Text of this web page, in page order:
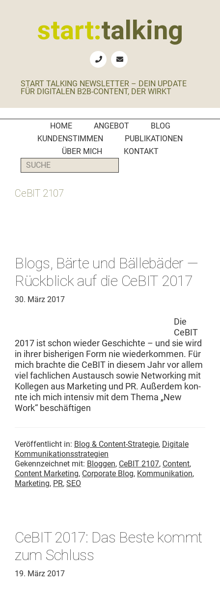
start:talking
B2B-
Social
Media
Manager
PR-
Agenturen
START TALKING NEWSLETTER – DEIN UPDATE
FÜR DIGITALEN B2B-CONTENT, DER WIRKT
HOME ANGEBOT
BLOG
KUNDENSTIMMEN
PUBLIKATIONEN
ÜBER MICH
KONTAKT
SUCHE
CeBIT 2107
Blogs, Bärte und Bällebäder —
Rückblick auf die CeBIT 2017
30. März 2017
Die
CeBIT
2017 ist schon wieder Geschichte – und sie wird
in ihrer bish­eri­gen Form nie wiederkom­men. Für
mich brachte die CeBIT in diesem Jahr vor allem
viel fach­lichen Aus­tausch sowie Net­work­ing mit
Kol­le­gen aus Mar­ket­ing und PR. Außer­dem kon­
nte ich mich inten­siv mit dem The­ma „New
Work“ beschäftigen
Veröffentlicht in: Blog & Content-Strategie, Digitale
Kommunikationsstrategien
Gekennzeichnet mit: Bloggen, CeBIT 2107, Content,
Content Marketing, Corporate Blog, Kommunikation,
Marketing, PR, SEO
CeBIT 2017: Das Beste kommt
zum Schluss
19. März 2017